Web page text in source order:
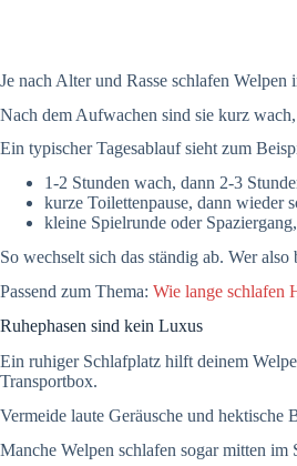
Je nach Alter und Rasse schlafen Welpen
Nach dem Aufwachen sind sie kurz
Ein typischer Tagesablauf sieht zum
1-2 Stunden wach, dann 2-3
kurze Toilettenpause, dann wieder
kleine Spielrunde oder
So wechselt sich das ständig ab. Wer also
Passend zum Thema: Wie lange schlafen
Ruhephasen sind kein Luxus
Ein ruhiger Schlafplatz hilft deinem
Transportbox.
Vermeide laute Geräusche und
Manche Welpen schlafen sogar mitten